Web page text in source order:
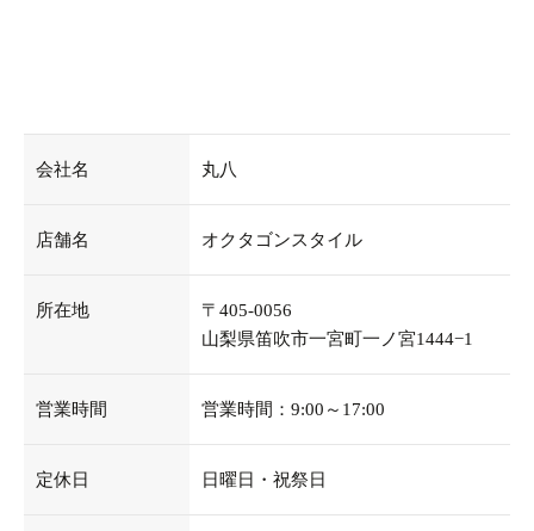
会社名 丸八
店舗名 オクタゴンスタイル
所在地
〒405-0056
山梨県笛吹市一宮町一ノ宮1444−1
営業時間 営業時間：9:00～17:00
定休日 日曜日・祝祭日